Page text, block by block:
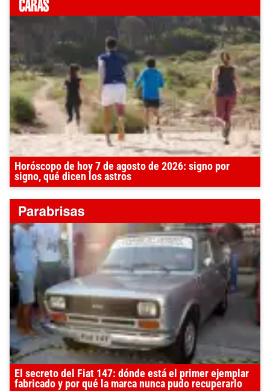
Horóscopo de hoy 7 de agosto de 2026: signo por
signo, qué dicen los astros
El secreto del Fiat 147: dónde está el primer ejemplar
fabricado y por qué la marca nunca pudo recuperarlo